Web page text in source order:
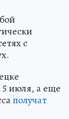
с
5 июля, а еще
получат